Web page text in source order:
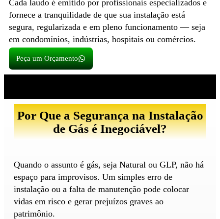
Cada laudo é emitido por profissionais especializados e
fornece a tranquilidade de que sua instalação está
segura, regularizada e em pleno funcionamento — seja
em condomínios, indústrias, hospitais ou comércios.
Peça um Orçamento
Por Que a Segurança na Instalação
de Gás é Inegociável?
Quando o assunto é gás, seja Natural ou GLP, não há
espaço para improvisos. Um simples erro de
instalação ou a falta de manutenção pode colocar
vidas em risco e gerar prejuízos graves ao
patrimônio.